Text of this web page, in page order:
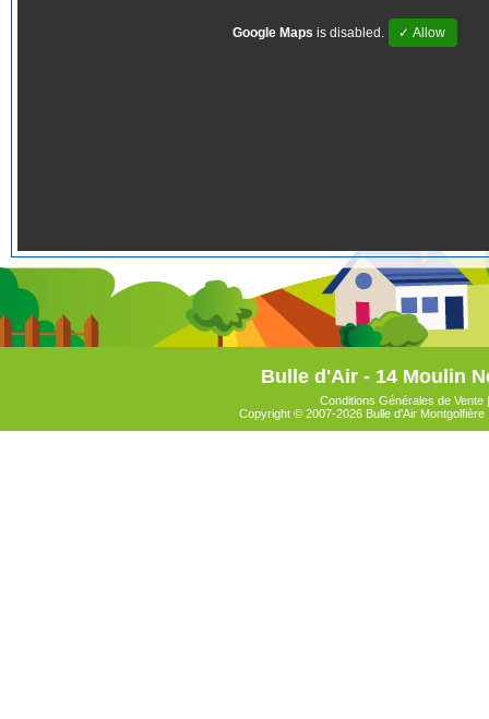
Google Maps is disabled. ✓ Allow
Bulle d'Air - 14 Moulin
Conditions Générales de Vente
Copyright © 2007-2026 Bulle d'Air